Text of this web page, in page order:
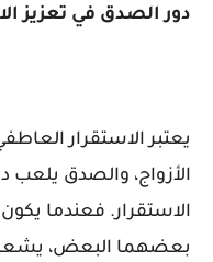
دور الصدق في تعزيز
يعتبر الاستقرار
الأزواج، والصدق يلعب
الاستقرار. فعندما
بعضهما البعض، يشعر